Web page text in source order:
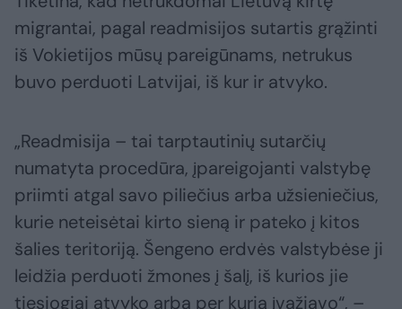
migrantai, pagal readmisijos sutartis grąžinti
iš Vokietijos mūsų pareigūnams, netrukus
buvo perduoti Latvijai, iš kur ir atvyko.
„Readmisija – tai tarptautinių sutarčių
numatyta procedūra, įpareigojanti valstybę
priimti atgal savo piliečius arba užsieniečius,
kurie neteisėtai kirto sieną ir pateko į kitos
šalies teritoriją. Šengeno erdvės valstybėse ji
leidžia perduoti žmones į šalį, iš kurios jie
tiesiogiai atvyko arba per kurią įvažiavo“, –